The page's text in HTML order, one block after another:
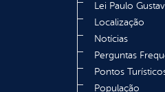
Lei Paulo
Localização
Notícias
Perguntas
Pontos
População